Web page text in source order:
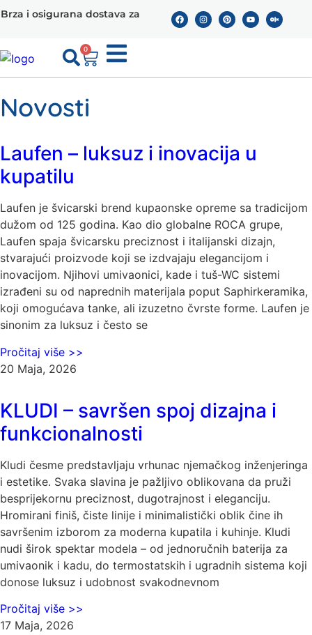
osigurana dostava za 2 dana Sigurno online plaćanje
0
Novosti
Laufen – luksuz i inovacija u
kupatilu
Laufen je švicarski brend kupaonske opreme sa tradicijom
dužom od 125 godina. Kao dio globalne ROCA grupe,
Laufen spaja švicarsku preciznost i italijanski dizajn,
stvarajući proizvode koji se izdvajaju elegancijom i
inovacijom. Njihovi umivaonici, kade i tuš-WC sistemi
izrađeni su od naprednih materijala poput Saphirkeramika,
koji omogućava tanke, ali izuzetno čvrste forme. Laufen je
sinonim za luksuz i često se
Pročitaj više >>
20 Maja, 2026
KLUDI – savršen spoj dizajna i
funkcionalnosti
Kludi česme predstavljaju vrhunac njemačkog inženjeringa
i estetike. Svaka slavina je pažljivo oblikovana da pruži
besprijekornu preciznost, dugotrajnost i eleganciju.
Hromirani finiš, čiste linije i minimalistički oblik čine ih
savršenim izborom za moderna kupatila i kuhinje. Kludi
nudi širok spektar modela – od jednoručnih baterija za
umivaonik i kadu, do termostatskih i ugradnih sistema koji
donose luksuz i udobnost svakodnevnom
Pročitaj više >>
17 Maja, 2026